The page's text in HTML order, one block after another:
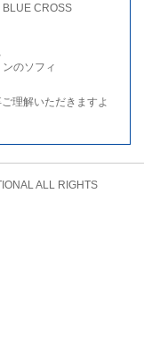
CROSS
のソフィ
理解いただきますよ